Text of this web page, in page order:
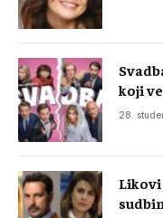
koji
28.
Likovi